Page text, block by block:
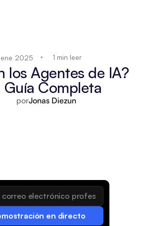
ene 2025 1 min leer
los Agentes de IA?
Guía Completa
porJonas Diezun
en directo